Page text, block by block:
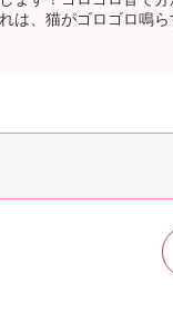
は、猫がゴロゴロ鳴